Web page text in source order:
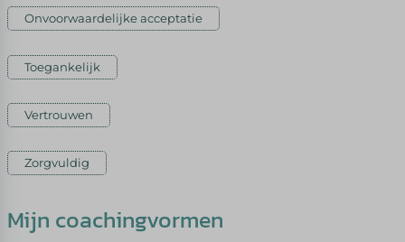
Onvoorwaardelijke acceptatie
Toegankelijk
Vertrouwen
Zorgvuldig
Mijn coachingvormen